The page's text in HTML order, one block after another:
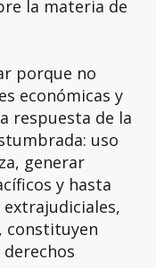
la materia de
porque no
económicas y
respuesta de la
uso
generar
y hasta
extrajudiciales,
constituyen